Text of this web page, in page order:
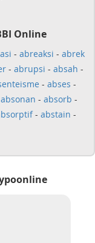
Online
- abreaksi - abrek
- abrupsi - absah -
- abses -
absonan - absorb -
- abstain -